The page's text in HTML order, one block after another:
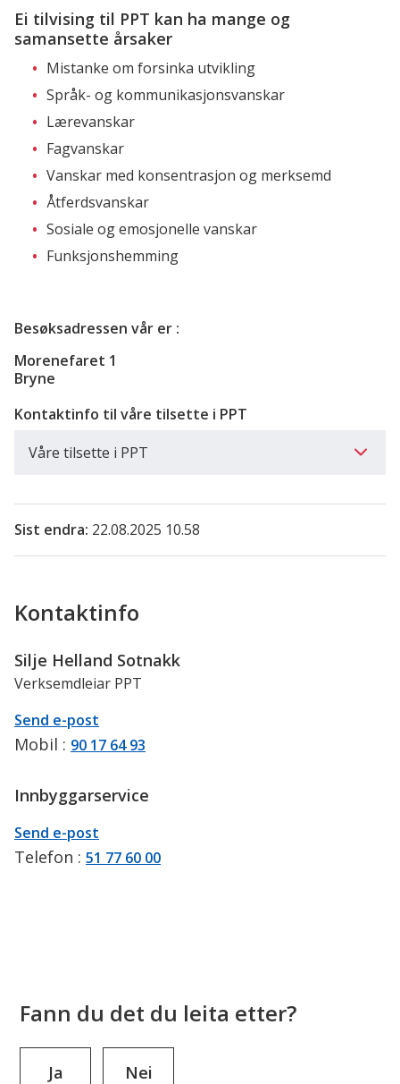
Ei tilvising til PPT kan ha mange og
samansette årsaker
Mistanke om forsinka utvikling
Språk- og kommunikasjonsvanskar
Lærevanskar
Fagvanskar
Vanskar med konsentrasjon og merksemd
Åtferdsvanskar
Sosiale og emosjonelle vanskar
Funksjonshemming
Besøksadressen vår er :
Morenefaret 1
Bryne
Kontaktinfo til våre tilsette i PPT
Våre tilsette i PPT
Sist endra 22.08.2025 10.58
Kontaktinfo
Silje Helland Sotnakk
Verksemdleiar PPT
E-
post
Send e-post
Silje
Sotnakk
Mobil 90 17 64 93
Innbyggarservice
E-
post
Send e-post
Innbyggarservice
Telefon 51 77 60 00
Fann du det du leita etter?
Ja Nei